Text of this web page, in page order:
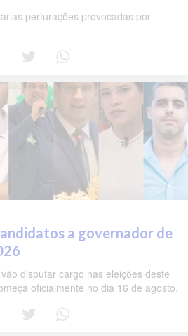
perfurações provocadas por
a governador de
disputar cargo nas eleições deste
oficialmente no dia 16 de agosto.